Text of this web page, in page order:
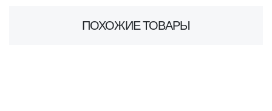
ПОХОЖИЕ ТОВАРЫ